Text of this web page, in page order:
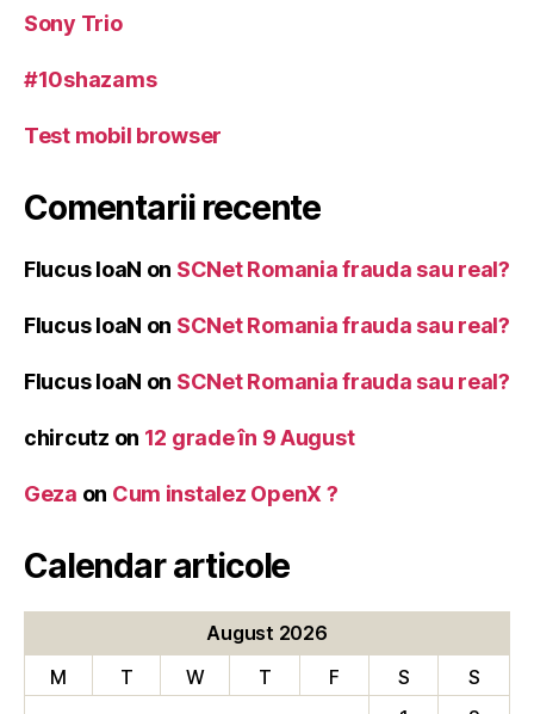
Sony Trio
#10shazams
Test mobil browser
Comentarii recente
Flucus IoaN on SCNet Romania frauda sau real?
Flucus IoaN on SCNet Romania frauda sau real?
Flucus IoaN on SCNet Romania frauda sau real?
chircutz on 12 grade în 9 August
Geza on Cum instalez OpenX ?
Calendar articole
August 2026
M
T W T F S
S